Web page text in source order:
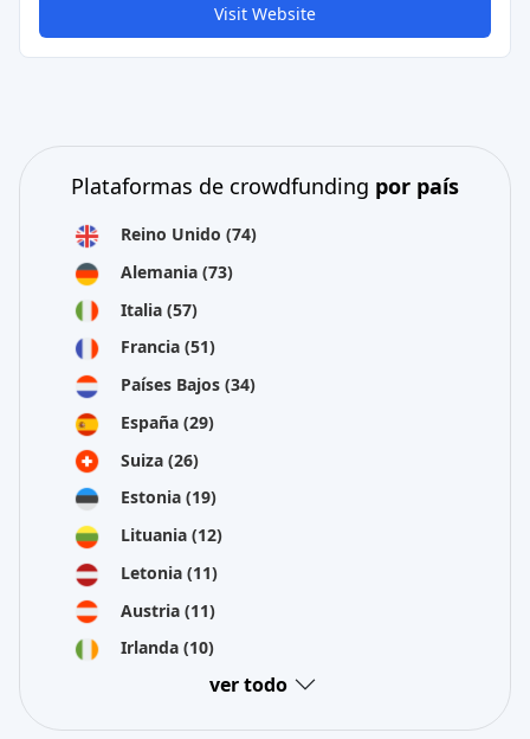
Visit Website
Plataformas de crowdfunding por país
Reino Unido (74)
Alemania (73)
Italia (57)
Francia (51)
Países Bajos (34)
España (29)
Suiza (26)
Estonia (19)
Lituania (12)
Letonia (11)
Austria (11)
Irlanda (10)
ver todo